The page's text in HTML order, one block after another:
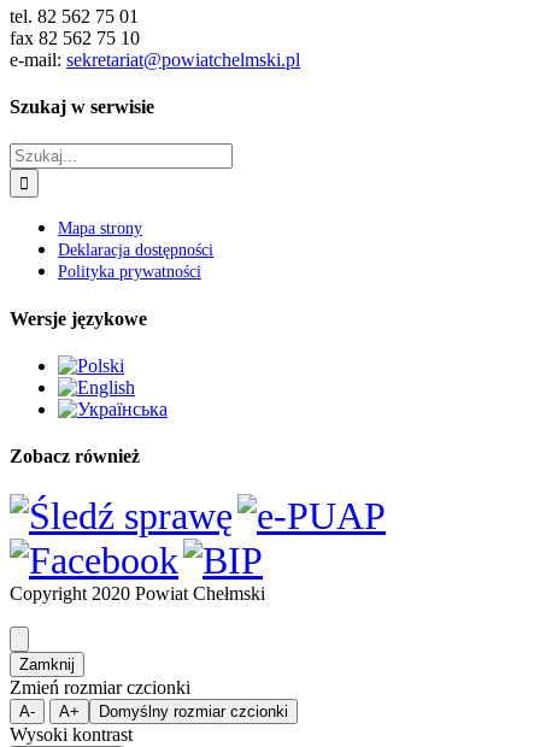
tel. 82 562 75 01
fax 82 562 75 10
e-mail: sekretariat@powiatchelmski.pl
Szukaj w serwisie
Szukaj
Mapa strony
Deklaracja dostępności
Polityka prywatności
Wersje językowe
Zobacz również
Copyright 2020 Powiat Chełmski
Zamknij
Zmień rozmiar czcionki
A- A+ Domyślny rozmiar czcionki
Wysoki kontrast